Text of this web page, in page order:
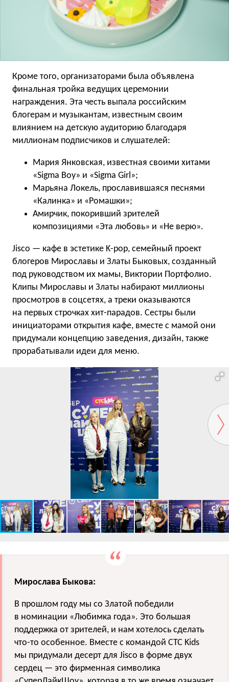
Кроме того, организаторами была объявлена
финальная тройка ведущих церемонии
награждения. Эта честь выпала российским
блогерам и музыкантам, известным своим
влиянием на детскую аудиторию благодаря
миллионам подписчиков и слушателей:
Мария Янковская, известная своими хитами
«Sigma Boy» и «Sigma Girl»;
Марьяна Локель, прославившаяся песнями
«Калинка» и «Ромашки»;
Амирчик, покоривший зрителей
композициями «Эта любовь» и «Не верю».
Jisco — кафе в эстетике K-pop, семейный проект
блогеров Мирославы и Златы Быковых, созданный
под руководством их мамы, Виктории Портфолио.
Клипы Мирославы и Златы набирают миллионы
просмотров в соцсетях, а треки оказываются
на первых строчках хит-парадов. Сестры были
инициаторами открытия кафе, вместе с мамой они
придумали концепцию заведения, дизайн, также
прорабатывали идеи для меню.
Мирослава Быкова:
В прошлом году мы со Златой победили
в номинации «Любимка года». Это большая
поддержка от зрителей, и нам хотелось сделать
что-то особенное. Вместе с командой СТС Kids
мы придумали десерт для Jisco в форме двух
сердец — это фирменная символика